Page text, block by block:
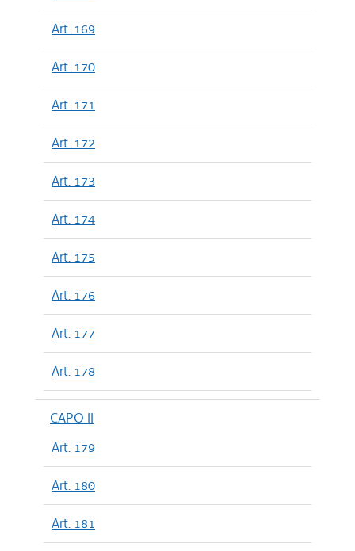
Art. 169
Art. 170
Art. 171
Art. 172
Art. 173
Art. 174
Art. 175
Art. 176
Art. 177
Art. 178
CAPO II
Art. 179
Art. 180
Art. 181